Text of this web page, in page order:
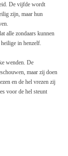
De vijfde wordt
zijn, maar hun
alle zondaars kunnen
in henzelf.
wenden. De
maar zij doen
en de hel vrezen zij
voor de hel steunt